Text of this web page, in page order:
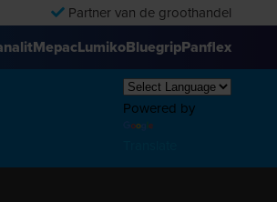
Partner van de groothandel
MepacLumikoBluegripPanflex
Powered by